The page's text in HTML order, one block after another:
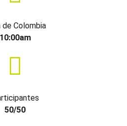
de Colombia
10:00am
50/50